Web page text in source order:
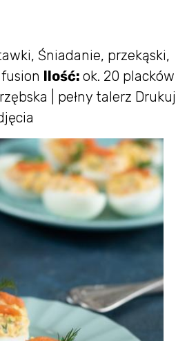
Śniadanie, przekąski,
Ilość: ok. 20 placków
| pełny talerz Drukuj